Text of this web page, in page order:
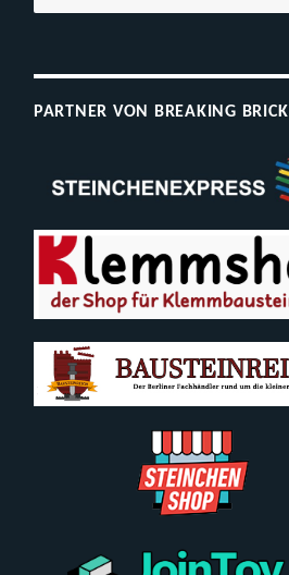
nach:
PARTNER VON BREAKING BRICK